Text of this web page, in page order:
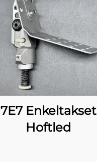
7E7 Enkeltakset
Hoftled